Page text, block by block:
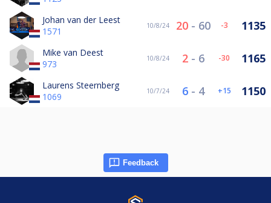
Johan van der Leest
1571
10/8/24 20 - 60 -3 1135
Mike van Deest
973
10/8/24 2 - 6 -30 1165
Laurens Steernberg
1069
10/7/24 6 - 4 15 1150
Feedback